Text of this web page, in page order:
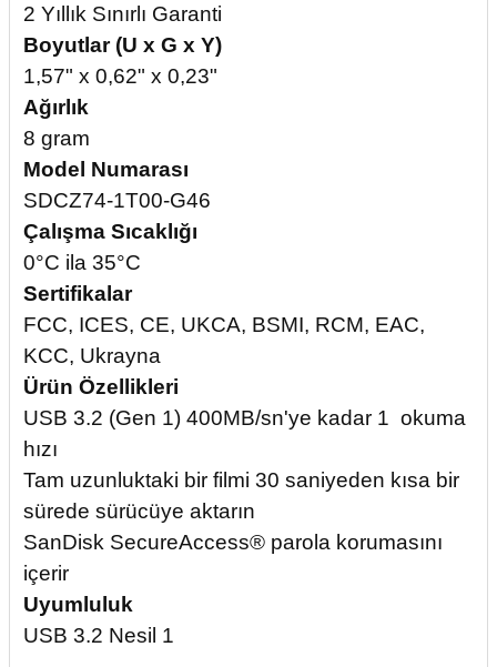
2 Yıllık Sınırlı Garanti
Boyutlar (U x G x Y)
1,57" x 0,62" x 0,23"
Ağırlık
8 gram
Model Numarası
SDCZ74-1T00-G46
Çalışma Sıcaklığı
0°C ila 35°C
Sertifikalar
FCC, ICES, CE, UKCA, BSMI, RCM, EAC,
KCC, Ukrayna
Ürün Özellikleri
USB 3.2 (Gen 1) 400MB/sn'ye kadar 1 okuma
hızı
Tam uzunluktaki bir filmi 30 saniyeden kısa bir
sürede sürücüye aktarın
SanDisk SecureAccess® parola korumasını
içerir
Uyumluluk
USB 3.2 Nesil 1